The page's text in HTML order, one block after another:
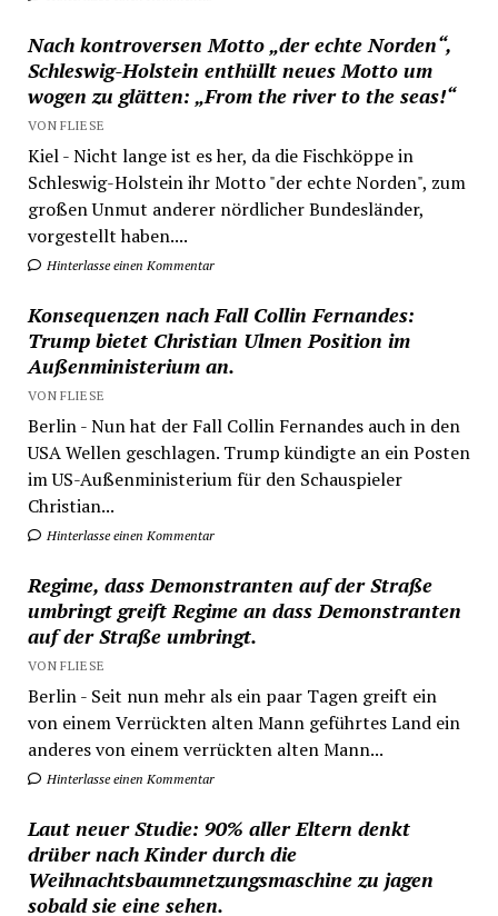
Nach kontroversen Motto „der echte Norden“,
Schleswig-Holstein enthüllt neues Motto um
wogen zu glätten: „From the river to the seas!“
VON FLIESE
Kiel - Nicht lange ist es her, da die Fischköppe in
Schleswig-Holstein ihr Motto "der echte Norden", zum
großen Unmut anderer nördlicher Bundesländer,
vorgestellt haben....
Hinterlasse einen Kommentar
Konsequenzen nach Fall Collin Fernandes:
Trump bietet Christian Ulmen Position im
Außenministerium an.
VON FLIESE
Berlin - Nun hat der Fall Collin Fernandes auch in den
USA Wellen geschlagen. Trump kündigte an ein Posten
im US-Außenministerium für den Schauspieler
Christian...
Hinterlasse einen Kommentar
Regime, dass Demonstranten auf der Straße
umbringt greift Regime an dass Demonstranten
auf der Straße umbringt.
VON FLIESE
Berlin - Seit nun mehr als ein paar Tagen greift ein
von einem Verrückten alten Mann geführtes Land ein
anderes von einem verrückten alten Mann...
Hinterlasse einen Kommentar
Laut neuer Studie: 90% aller Eltern denkt
drüber nach Kinder durch die
Weihnachtsbaumnetzungsmaschine zu jagen
sobald sie eine sehen.